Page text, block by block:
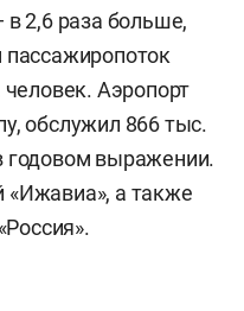
2,6 раза больше,
человек. Аэропорт
обслужил 866 тыс.
годовом выражении.
«Ижавиа», а также